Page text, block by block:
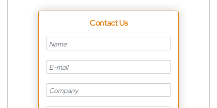
Contact Us